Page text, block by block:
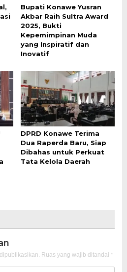
Bupati Konawe Yusran
Akbar Raih Sultra Award
2025, Bukti
Kepemimpinan Muda
yang Inspiratif dan
Inovatif
DPRD Konawe Terima
Dua Raperda Baru, Siap
Dibahas untuk Perkuat
Tata Kelola Daerah
Ruas yang wajib ditandai *